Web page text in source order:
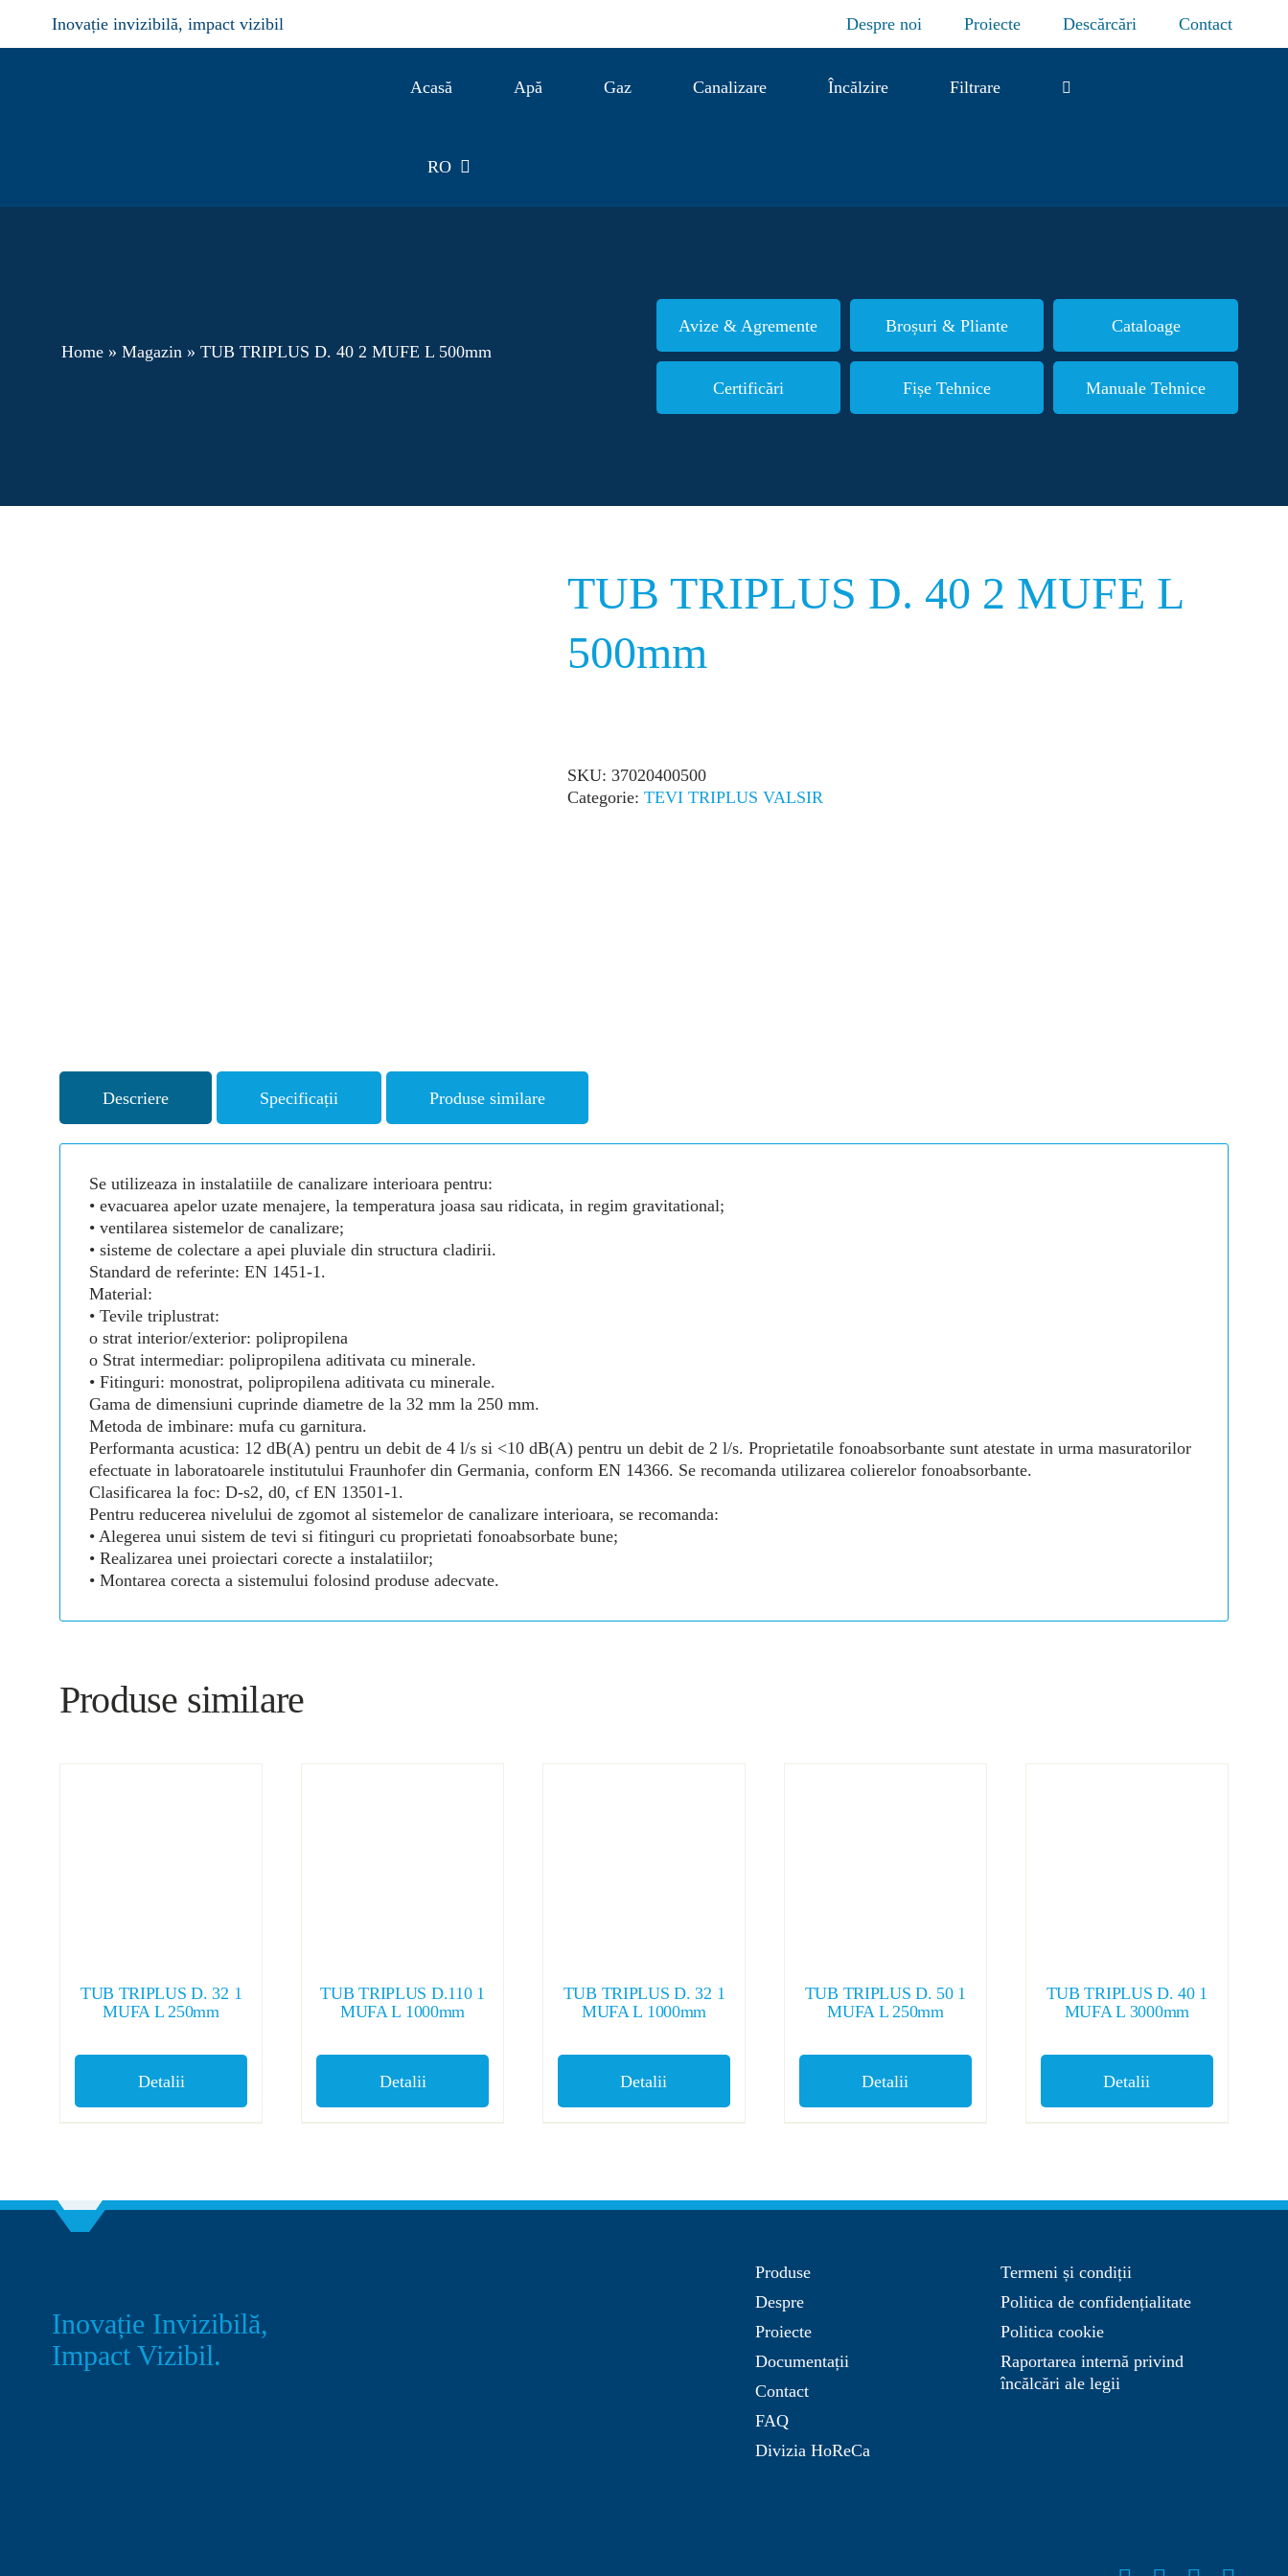
conținut
Inovație invizibilă, impact vizibil Despre noi Proiecte Descărcări Contact
Acasă Apă Gaz Canalizare Încălzire Filtrare
RO
Home» Magazin » TUB TRIPLUS D. 40 2 MUFE L 500mm
Avize & Agremente Broșuri & Pliante Cataloage
Certificări Fișe Tehnice Manuale Tehnice
TUB TRIPLUS D. 40 2 MUFE L
500mm
SKU:37020400500
Categorie:TEVI TRIPLUS VALSIR
Descriere Specificații Produse similare
Se utilizeaza in instalatiile de canalizare interioara pentru:
• evacuarea apelor uzate menajere, la temperatura joasa sau ridicata, in regim gravitational;
• ventilarea sistemelor de canalizare;
• sisteme de colectare a apei pluviale din structura cladirii.
Standard de referinte: EN 1451-1.
Material:
• Tevile triplustrat:
o strat interior/exterior: polipropilena
o Strat intermediar: polipropilena aditivata cu minerale.
• Fitinguri: monostrat, polipropilena aditivata cu minerale.
Gama de dimensiuni cuprinde diametre de la 32 mm la 250 mm.
Metoda de imbinare: mufa cu garnitura.
Performanta acustica: 12 dB(A) pentru un debit de 4 l/s si <10 dB(A) pentru un debit de 2 l/s. Proprietatile fonoabsorbante sunt atestate in urma masuratorilor
efectuate in laboratoarele institutului Fraunhofer din Germania, conform EN 14366. Se recomanda utilizarea colierelor fonoabsorbante.
Clasificarea la foc: D-s2, d0, cf EN 13501-1.
Pentru reducerea nivelului de zgomot al sistemelor de canalizare interioara, se recomanda:
• Alegerea unui sistem de tevi si fitinguri cu proprietati fonoabsorbate bune;
• Realizarea unei proiectari corecte a instalatiilor;
• Montarea corecta a sistemului folosind produse adecvate.
Produse similare
TUB TRIPLUS D. 32 1
MUFA L 250mm
Detalii
TUB TRIPLUS D.110 1
MUFA L 1000mm
Detalii
TUB TRIPLUS D. 32 1
MUFA L 1000mm
Detalii
TUB TRIPLUS D. 50 1
MUFA L 250mm
Detalii
TUB TRIPLUS D. 40 1
MUFA L 3000mm
Detalii
Inovație Invizibilă,
Impact Vizibil.
Produse
Despre
Proiecte
Documentații
Contact
FAQ
Divizia HoReCa
Termeni și condiții
Politica de confidențialitate
Politica cookie
Raportarea internă privind
încălcări ale legii